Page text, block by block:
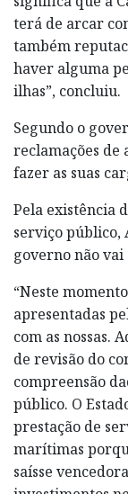
terá de arcar
também
haver alguma
ilhas”, concluiu.
Segundo o
reclamações de
fazer as suas
Pela existência
serviço público,
governo não vai
“Neste
apresentadas
com as nossas.
de revisão do
compreensão
público. O
prestação de
marítimas
saísse